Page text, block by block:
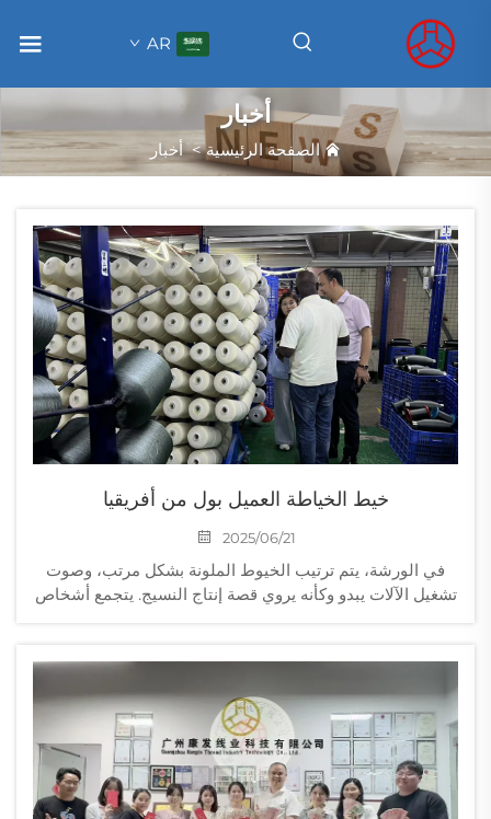
AR
أخبار
الصفحة الرئيسية>أخبار
خيط الخياطة العميل بول من أفريقيا
2025/06/21
في الورشة، يتم ترتيب الخيوط الملونة بشكل مرتب، وصوت
تشغيل الآلات يبدو وكأنه يروي قصة إنتاج النسيج. يتجمع أشخاص